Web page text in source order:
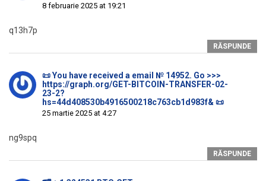
8 februarie 2025 at 19:21
q13h7p
RĂSPUNDE
📜 You have received a email № 14952. Go >>>
https://graph.org/GET-BITCOIN-TRANSFER-02-
23-2?
hs=44d408530b4916500218c763cb1d983f& 📜
25 martie 2025 at 4:27
ng9spq
RĂSPUNDE